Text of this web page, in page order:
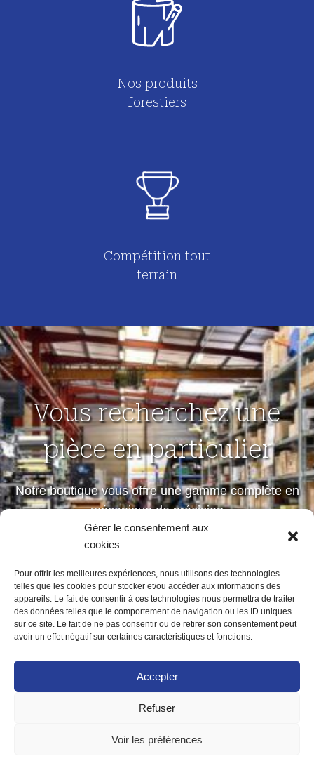
Gérer le consentement aux
cookies
Pour offrir les meilleures expériences, nous utilisons des technologies
telles que les cookies pour stocker et/ou accéder aux informations des
appareils. Le fait de consentir à ces technologies nous permettra de traiter
des données telles que le comportement de navigation ou les ID uniques
sur ce site. Le fait de ne pas consentir ou de retirer son consentement peut
avoir un effet négatif sur certaines caractéristiques et fonctions.
Accepter
Refuser
Voir les préférences
Nos produits
forestiers
Compétition tout
terrain
Vous recherchez une
pièce en particulier
Notre boutique vous offre une gamme complète en
mécanique de précision
petites et moyennes séries
Notre boutique
MENTIONS LÉGALES
POLITIQUE DE CONFIDENTIALITÉ